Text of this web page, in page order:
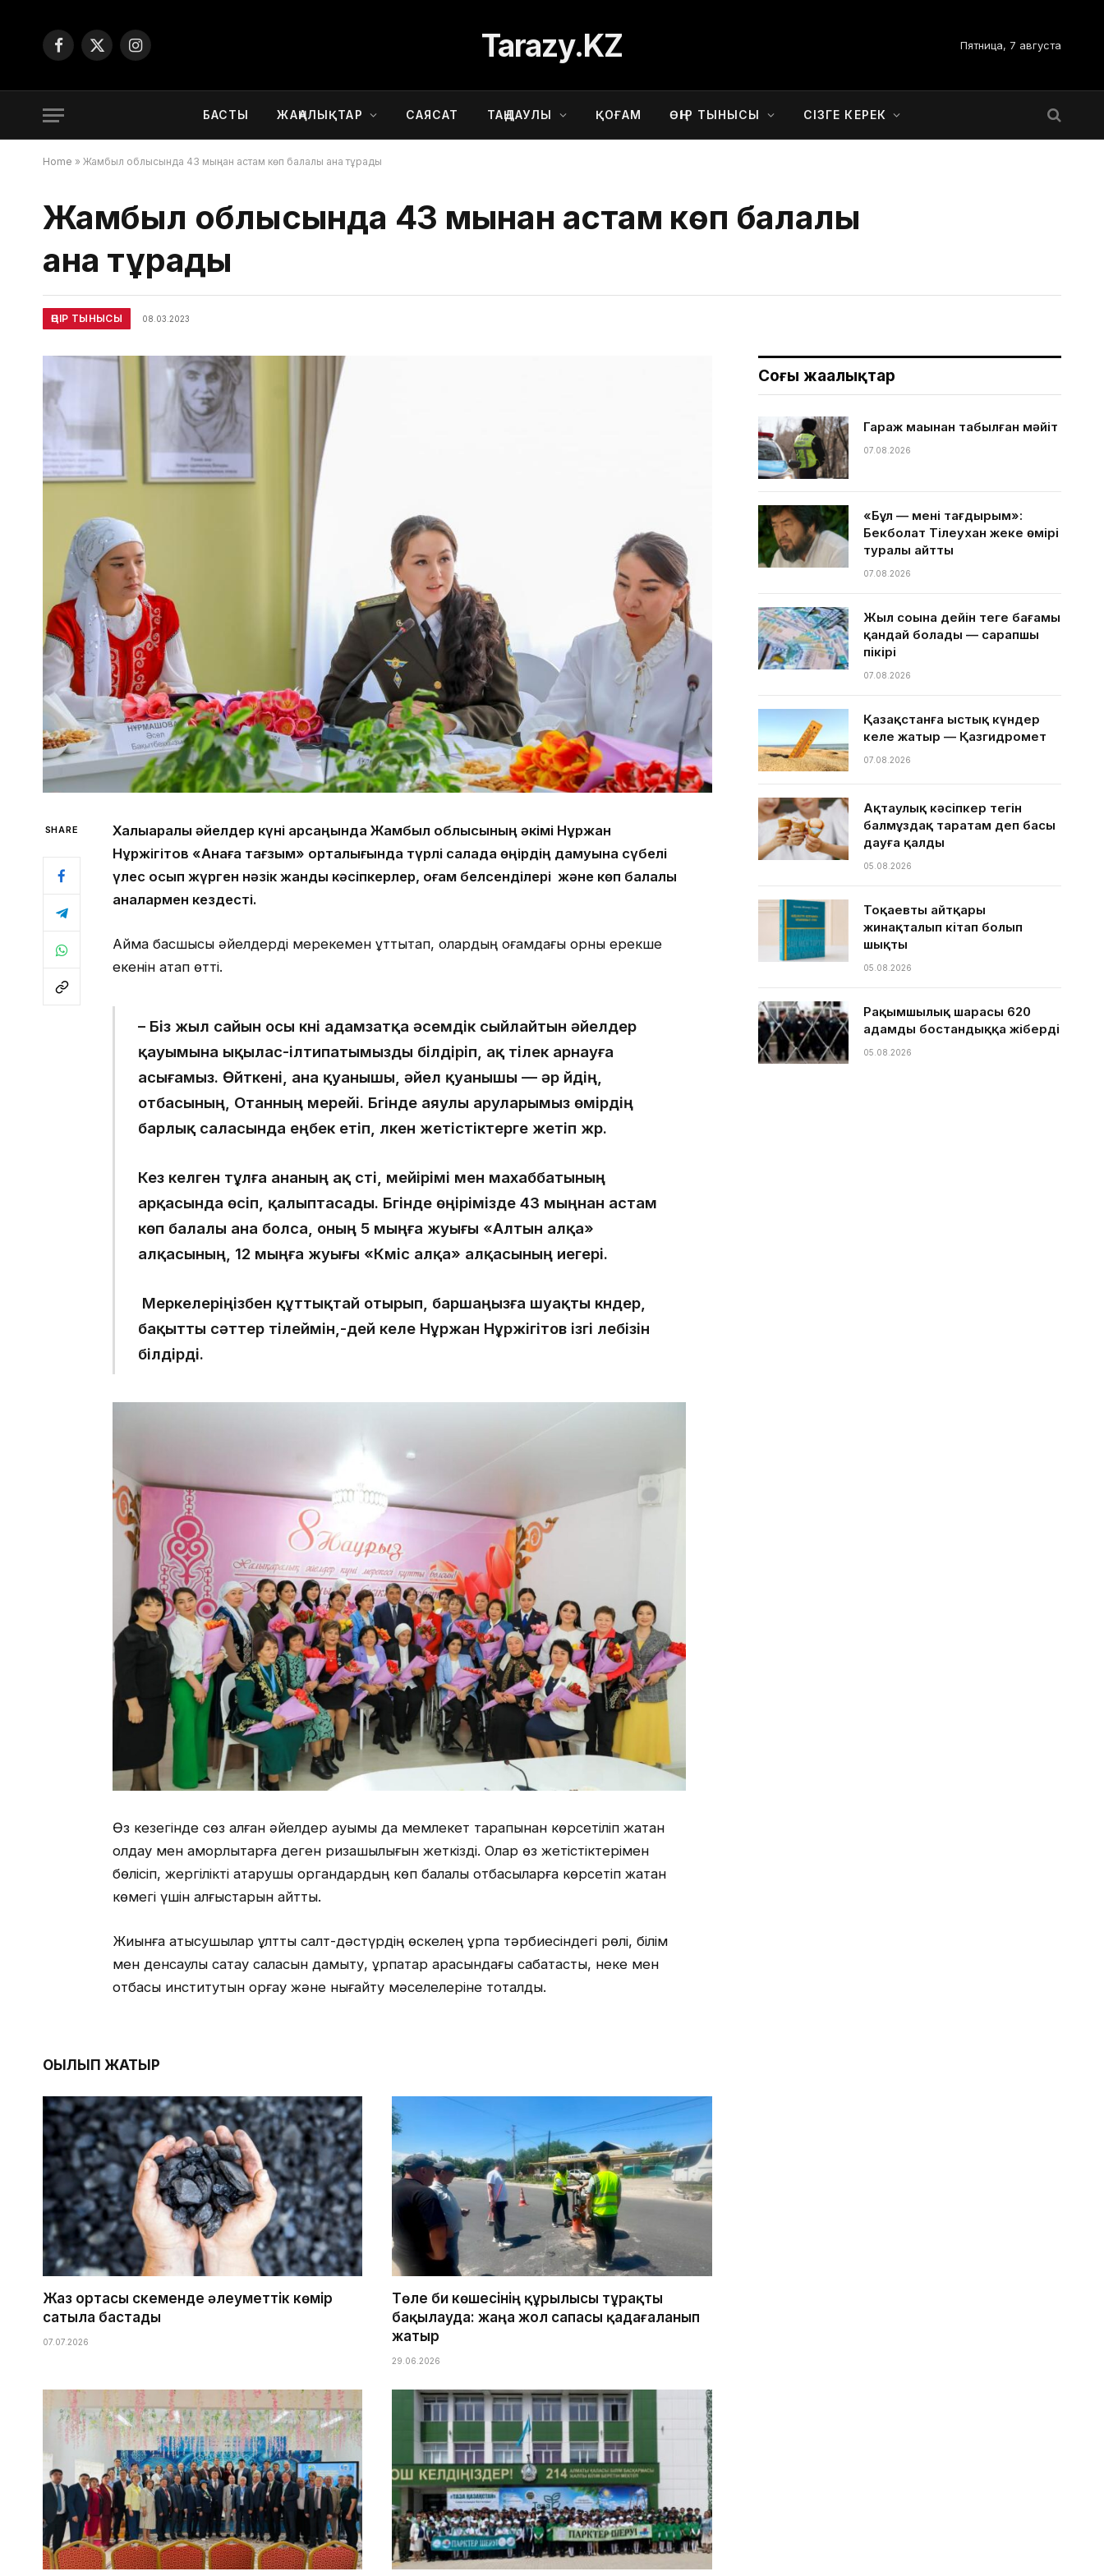
Facebook
X
Instagram Tarazy.KZ Пятница, 7 августа
БАСТЫ ЖАҢАЛЫҚТАР САЯСАТ ТАҢДАУЛЫ ҚОҒАМ ӨҢІР ТЫНЫСЫ СІЗГЕ КЕРЕК
Home » Жамбыл облысында 43 мыңнан астам көп балалы ана тұрады
Жамбыл облысында 43 мыңнан астам көп балалы
ана тұрады
ӨҢІР ТЫНЫСЫ 08.03.2023
SHARE
Халықаралық әйелдер күні қарсаңында Жамбыл облысының әкімі Нұржан
Нұржігітов «Анаға тағзым» орталығында түрлі салада өңірдің дамуына сүбелі
үлес қосып жүрген нәзік жанды кәсіпкерлер, қоғам белсенділері және көп балалы
аналармен кездесті.
Аймақ басшысы әйелдерді мерекемен құттықтап, олардың қоғамдағы орны ерекше
екенін атап өтті.
– Біз жыл сайын осы күні адамзатқа әсемдік сыйлайтын әйелдер
қауымына ықылас-ілтипатымызды білдіріп, ақ тілек арнауға
асығамыз. Өйткені, ана қуанышы, әйел қуанышы — әр үйдің,
отбасының, Отанның мерейі. Бүгінде аяулы аруларымыз өмірдің
барлық саласында еңбек етіп, үлкен жетістіктерге жетіп жүр.
Кез келген тұлға ананың ақ сүті, мейірімі мен махаббатының
арқасында өсіп, қалыптасады. Бүгінде өңірімізде 43 мыңнан астам
көп балалы ана болса, оның 5 мыңға жуығы «Алтын алқа»
алқасының, 12 мыңға жуығы «Күміс алқа» алқасының иегері.
Меркелеріңізбен құттықтай отырып, баршаңызға шуақты күндер,
бақытты сәттер тілеймін,-дей келе Нұржан Нұржігітов ізгі лебізін
білдірді.
Өз кезегінде сөз алған әйелдер қауымы да мемлекет тарапынан көрсетіліп жатқан
қолдау мен қамқорлықтарға деген ризашылығын жеткізді. Олар өз жетістіктерімен
бөлісіп, жергілікті атқарушы органдардың көп балалы отбасыларға көрсетіп жатқан
көмегі үшін алғыстарын айтты.
Жиынға қатысушылар ұлттық салт-дәстүрдің өскелең ұрпақ тәрбиесіндегі рөлі, білім
мен денсаулық сақтау саласын дамыту, ұрпақтар арасындағы сабақтастық, неке мен
отбасы институтын қорғау және нығайту мәселелеріне тоқталды.
ОҚЫЛЫП ЖАТЫР
Жаз ортасы Өскеменде әлеуметтік көмір
сатыла бастады
07.07.2026
Төле би көшесінің құрылысы тұрақты
бақылауда: жаңа жол сапасы қадағаланып
жатыр
29.06.2026
Соңғы жаңалықтар
Гараж маңынан табылған мәйіт
07.08.2026
«Бұл — менің тағдырым»:
Бекболат Тілеухан жеке өмірі
туралы айтты
07.08.2026
Жыл соңына дейін теңге бағамы
қандай болады — сарапшы
пікірі
07.08.2026
Қазақстанға ыстық күндер
келе жатыр — Қазгидромет
07.08.2026
Ақтаулық кәсіпкер тегін
балмұздақ таратам деп басы
дауға қалды
05.08.2026
Тоқаевтың айтқары
жинақталып кітап болып
шықты
05.08.2026
Рақымшылық шарасы 620
адамды бостандыққа жіберді
05.08.2026